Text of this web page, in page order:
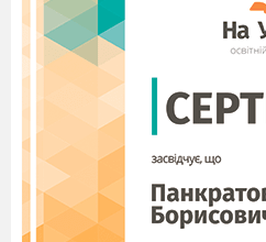
шкільна родина і
днем народження″.
-Але щоб наша
дружньою нам
сваритись, не битись…)
-Щоб була веселою
радіти один за